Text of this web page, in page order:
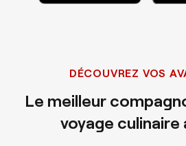
DÉCOUVREZ VOS
Le meilleur
voyage culinaire